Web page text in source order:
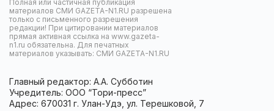
Полная или частичная публикация
материалов СМИ GAZETA-N1.RU разрешена
только с письменного разрешения
редакции! При цитировании материалов
прямая активная ссылка на www.gazeta-
n1.ru обязательна. Для печатных
материалов указывать: СМИ GAZETA-N1.RU
Главный редактор: А.А. Субботин
Учредитель: ООО “Тори-пресс”
Адрес: 670031 г. Улан-Удэ, ул. Терешковой, 7